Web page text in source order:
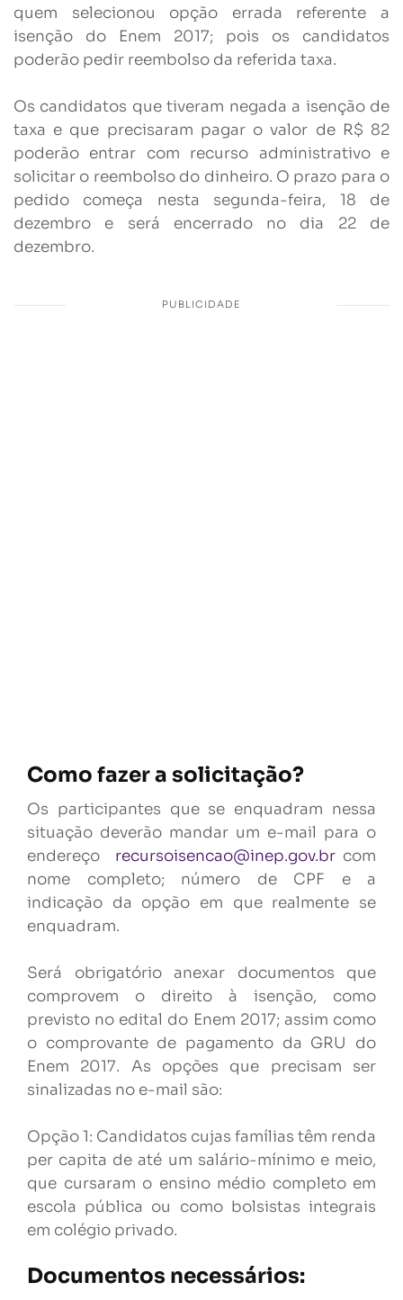
quem selecionou opção errada referente a
isenção do Enem 2017; pois os candidatos
poderão pedir reembolso da referida taxa.
Os candidatos que tiveram negada a isenção de
taxa e que precisaram pagar o valor de R$ 82
poderão entrar com recurso administrativo e
solicitar o reembolso do dinheiro. O prazo para o
pedido começa nesta segunda-feira, 18 de
dezembro e será encerrado no dia 22 de
dezembro.
Como fazer a solicitação?
Os participantes que se enquadram nessa
situação deverão mandar um e-mail para o
endereço recursoisencao@inep.gov.brcom
nome completo; número de CPF e a
indicação da opção em que realmente se
enquadram.
Será obrigatório anexar documentos que
comprovem o direito à isenção, como
previsto no edital do Enem 2017; assim como
o comprovante de pagamento da GRU do
Enem 2017. As opções que precisam ser
sinalizadas no e-mail são:
Opção 1: Candidatos cujas famílias têm renda
per capita de até um salário-mínimo e meio,
que cursaram o ensino médio completo em
escola pública ou como bolsistas integrais
em colégio privado.
Documentos necessários: